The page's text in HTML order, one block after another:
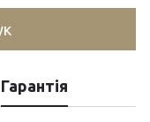
Гарантія